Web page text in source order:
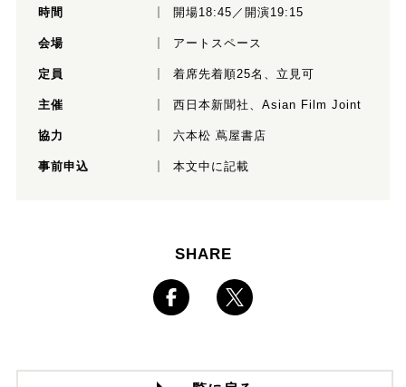
時間 開場18:45／開演19:15
会場 アートスペース
定員 着席先着順25名、立見可
主催 西日本新聞社、Asian Film Joint
協力 六本松 蔦屋書店
事前申込 本文中に記載
SHARE